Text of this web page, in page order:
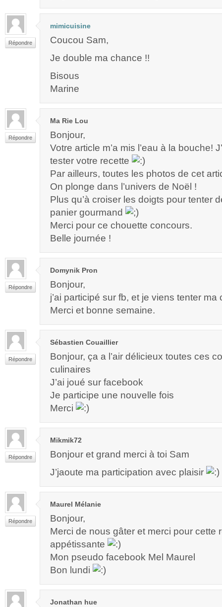
Répondre
mimicuisine
Coucou Sam,
Je double ma chance !!
Bisous
Marine
Répondre
Ma Rie Lou
Bonjour,
Votre article m’a mis l’eau à la bouche!
tester votre recette
Par ailleurs, toutes les photos de cet
On plonge dans l’univers de Noël !
Plus qu’à croiser les doigts pour tenter
panier gourmand
Merci pour ce chouette concours.
Belle journée !
Répondre
Domynik Pron
Bonjour,
j’ai participé sur fb, et je viens tenter ma
Merci et bonne semaine.
Répondre
Sébastien Couaillier
Bonjour, ça a l’air délicieux toutes ces
culinaires
J’ai joué sur facebook
Je participe une nouvelle fois
Merci
Répondre
Mikmik72
Bonjour et grand merci à toi Sam
J’jaoute ma participation avec plaisir
Répondre
Maurel Mélanie
Bonjour,
Merci de nous gâter et merci pour cette
appétissante
Mon pseudo facebook Mel Maurel
Bon lundi
Jonathan hue